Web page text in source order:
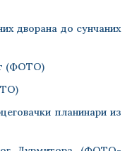
дворана до сунчаних
(ФОТО)
планинари из